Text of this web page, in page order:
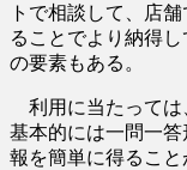
トで相談して、店
ることでより納得
の要素もある。
利用に当たっては
基本的には一問一
報を簡単に得るこ